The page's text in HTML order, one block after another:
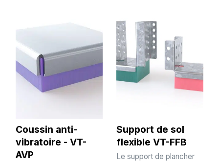
Coussin anti-
vibratoire - VT-
AVP
Support de sol
flexible VT-FFB
Le support de plancher